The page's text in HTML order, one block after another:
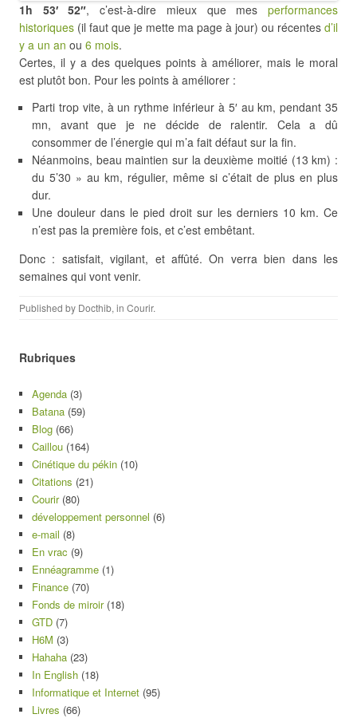
1h 53′ 52″, c’est-à-dire mieux que mesperformances
historiques (il faut que je mette ma page à jour) ou récentes d’il
y a un an ou 6 mois.
Certes, il y a des quelques points à améliorer, mais le moral
est plutôt bon. Pour les points à améliorer :
Parti trop vite, à un rythme inférieur à 5′ au km, pendant 35
mn, avant que je ne décide de ralentir. Cela a dû
consommer de l’énergie qui m’a fait défaut sur la fin.
Néanmoins, beau maintien sur la deuxième moitié (13 km) :
du 5’30 » au km, régulier, même si c’était de plus en plus
dur.
Une douleur dans le pied droit sur les derniers 10 km. Ce
n’est pas la première fois, et c’est embêtant.
Donc : satisfait, vigilant, et affûté. On verra bien dans les
semaines qui vont venir.
Published by Docthib, in Courir.
Rubriques
Agenda (3)
Batana (59)
Blog (66)
Caillou (164)
Cinétique du pékin (10)
Citations (21)
Courir(80)
développement personnel (6)
e-mail (8)
En vrac (9)
Ennéagramme (1)
Finance (70)
Fonds de miroir(18)
GTD (7)
H6M (3)
Hahaha (23)
In English (18)
Informatique et Internet (95)
Livres (66)